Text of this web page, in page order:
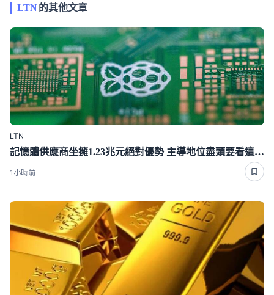
LTN的其他文章
LTN
記憶體供應商坐擁1.23兆元絕對優勢 主導地位盡頭要看這一年
1小時前